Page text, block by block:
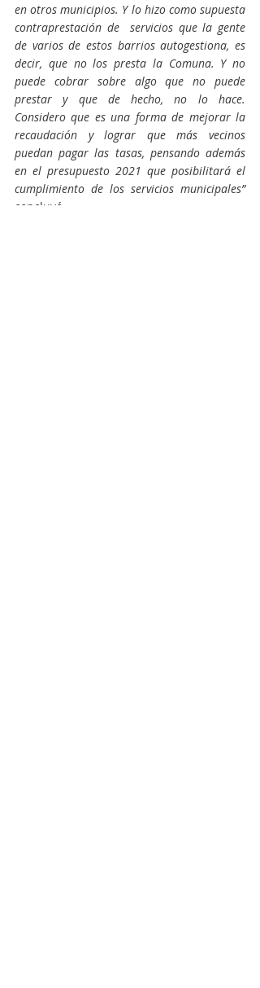
en otros municipios. Y lo hizo como supuesta
contraprestación de  servicios que la gente
de varios de estos barrios autogestiona, es
decir, que no los presta la Comuna. Y no
puede cobrar sobre algo que no puede
prestar y que de hecho, no lo hace.
Considero que es una forma de mejorar la
recaudación y lograr que más vecinos
puedan pagar las tasas, pensando además
en el presupuesto 2021 que posibilitará el
cumplimiento de los servicios municipales”
concluyó.